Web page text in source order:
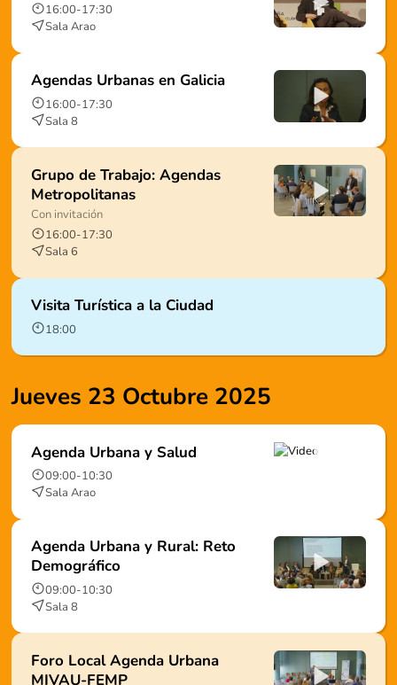
16:00-17:30
Sala Arao
Agendas Urbanas en Galicia
16:00-17:30
Sala 8
Grupo de Trabajo: Agendas
Metropolitanas
Con invitación
16:00-17:30
Sala 6
Visita Turística a la Ciudad
18:00
Jueves 23 Octubre 2025
Agenda Urbana y Salud
09:00-10:30
Sala Arao
Agenda Urbana y Rural: Reto
Demográfico
09:00-10:30
Sala 8
Foro Local Agenda Urbana
MIVAU-FEMP